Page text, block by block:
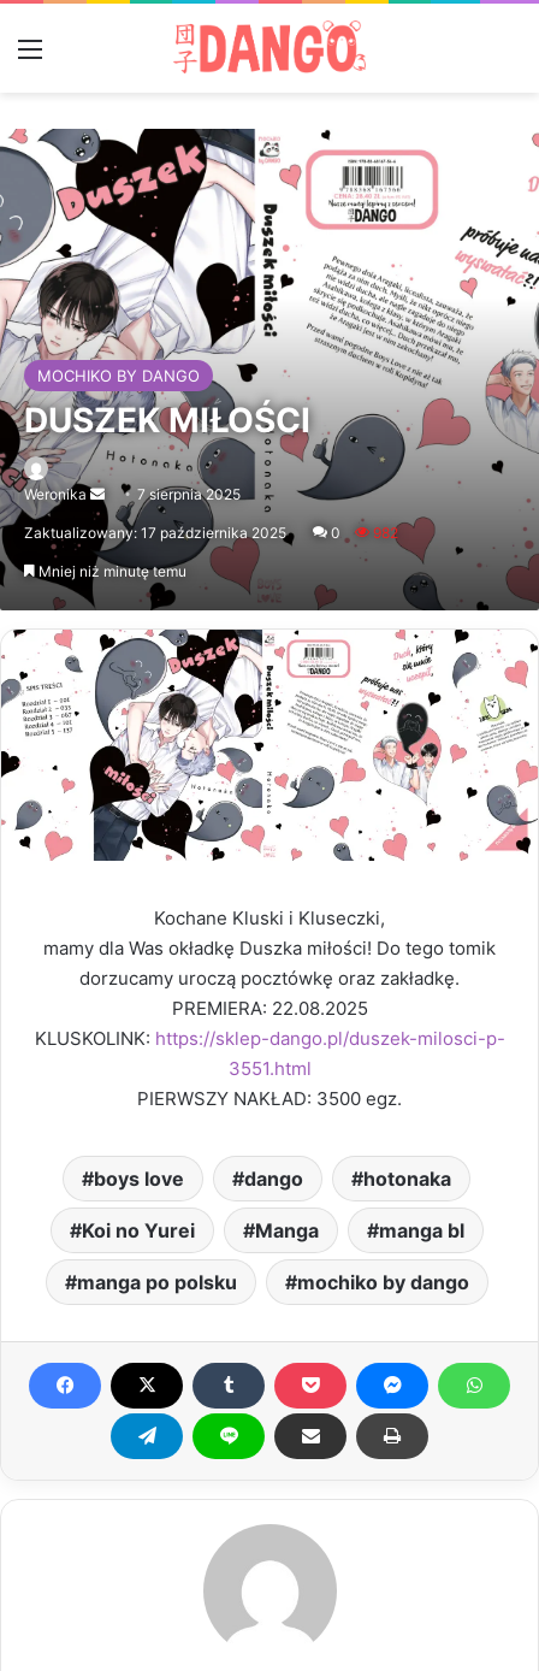
MOCHIKO BY DANGO
DUSZEK MIŁOŚCI
Weronika
Send
an
email
7 sierpnia 2025
Zaktualizowany: 17 października 2025 0 982
Mniej niż minutę temu
Kochane Kluski i Kluseczki,
mamy dla Was okładkę Duszka miłości! Do tego tomik
dorzucamy uroczą pocztówkę oraz zakładkę.
PREMIERA: 22.08.2025
KLUSKOLINK: https://sklep-dango.pl/duszek-milosci-p-
3551.html
PIERWSZY NAKŁAD: 3500 egz.
boys love dango hotonaka
Koi no Yurei Manga manga bl
manga po polsku mochiko by dango